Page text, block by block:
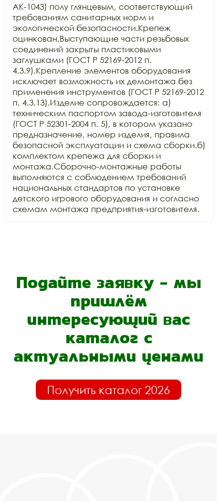
АК-1043) полу глянцевым, соответствующий
требованиям санитарных норм и
экологической безопасности.Крепеж
оцинкован.Выступающие части резьбовых
соединений закрыты пластиковыми
заглушками (ГОСТ Р 52169-2012 п.
4.3.9).Крепление элементов оборудования
исключает возможность их демонтажа без
применения инструментов (ГОСТ Р 52169-2012
п. 4.3.13).Изделие сопровождается: а)
техническим паспортом завода-изготовителя
(ГОСТ Р 52301-2004 п. 5), в котором указано
предназначение, номер изделия, правила
безопасной эксплуатации и схема сборки.б)
комплектом крепежа для сборки и
монтажа.Сборочно-монтажные работы
выполняются с соблюдением требований
национальных стандартов по установке
детского игрового оборудования и согласно
схемам монтажа предприятия-изготовителя.
Подайте заявку - мы
пришлём
интересующий вас
каталог с
актуальными ценами
Получить каталог 2026